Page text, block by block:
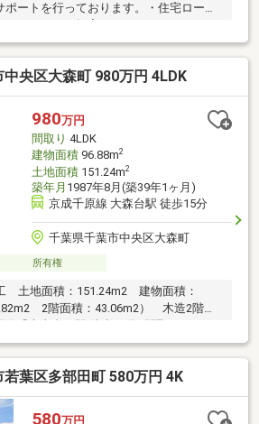
ートを行っております。・住宅ローン
心誠意ご対応させていただきます！◆経
が在籍！迅速な対応を心掛けておりま
ら即日ご対応をさせていただきま
多数ございます！お気軽にお問い合わせ
央区大森町 980万円 4LDK
980万円
間取り 4LDK
建物面積96.88m2
土地面積151.24m2
築年月 1987年8月(築39年1ヶ月)
京成千原線 大森台駅 徒歩15分
千葉県千葉市中央区大森町
所有権
土地面積：151.24m2 建物面積：
2階面積：43.06m2） 木造2階建
低層住居専用地域【本物件担当者】店
当：田口■フリーコール：0120-952-884
要望等ございましたら、お気軽にお問
絡を、心よりお待ちしております。
葉区多部田町 580万円 4K
580万円